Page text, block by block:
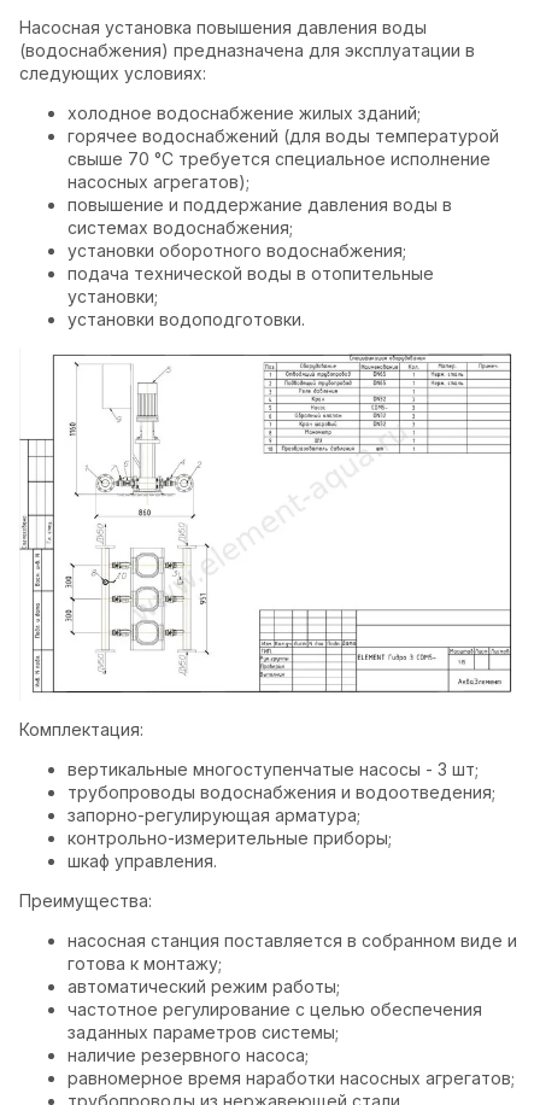
Насосная установка повышения давления воды
(водоснабжения) предназначена для эксплуатации в
следующих условиях:
холодное водоснабжение жилых зданий;
горячее водоснабжений (для воды температурой
свыше 70 °C требуется специальное исполнение
насосных агрегатов);
повышение и поддержание давления воды в
системах водоснабжения;
установки оборотного водоснабжения;
подача технической воды в отопительные
установки;
установки водоподготовки.
Комплектация:
вертикальные многоступенчатые насосы - 3 шт;
трубопроводы водоснабжения и водоотведения;
запорно-регулирующая арматура;
контрольно-измерительные приборы;
шкаф управления.
Преимущества:
насосная станция поставляется в собранном виде и
готова к монтажу;
автоматический режим работы;
частотное регулирование с целью обеспечения
заданных параметров системы;
наличие резервного насоса;
равномерное время наработки насосных агрегатов;
трубопроводы из нержавеющей стали.